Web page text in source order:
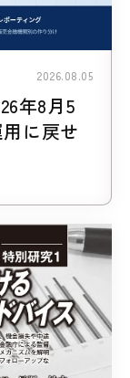
2026.08.05
年8月5
に戻せ